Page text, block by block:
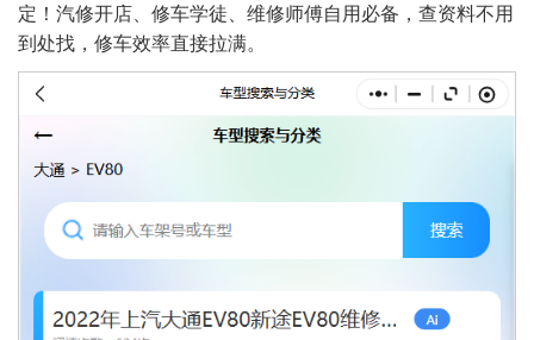
定！汽修开店、修车学徒、维修师傅自用必备，查资料不用
到处找，修车效率直接拉满。